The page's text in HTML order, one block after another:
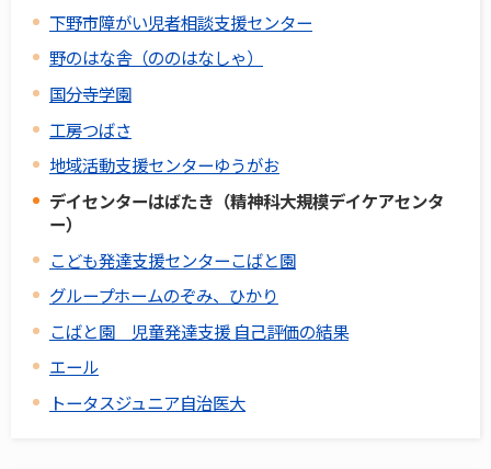
下野市障がい児者相談支援センター
野のはな舎（ののはなしゃ）
国分寺学園
工房つばさ
地域活動支援センターゆうがお
デイセンターはばたき（精神科大規模デイケアセンタ
ー）
こども発達支援センターこばと園
グループホームのぞみ、ひかり
こばと園 児童発達支援 自己評価の結果
エール
トータスジュニア自治医大